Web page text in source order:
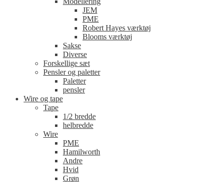
JEM
PME
Robert Hayes værktøj
Blooms værktøj
Sakse
Diverse
Forskellige sæt
Pensler og paletter
Paletter
pensler
Wire og tape
Tape
1/2 bredde
helbredde
Wire
PME
Hamilworth
Andre
Hvid
Grøn